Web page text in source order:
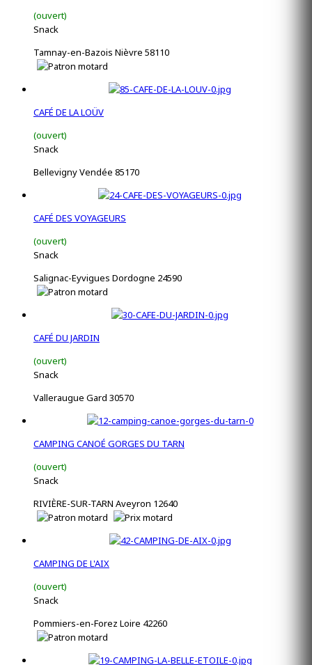
(ouvert)
Snack
Tamnay-en-Bazois Nièvre 58110
CAFÉ DE LA LOÜV
(ouvert)
Snack
Bellevigny Vendée 85170
CAFÉ DES VOYAGEURS
(ouvert)
Snack
Salignac-Eyvigues Dordogne 24590
CAFÉ DU JARDIN
(ouvert)
Snack
Valleraugue Gard 30570
CAMPING CANOÉ GORGES DU TARN
(ouvert)
Snack
RIVIÈRE-SUR-TARN Aveyron 12640
CAMPING DE L'AIX
(ouvert)
Snack
Pommiers-en-Forez Loire 42260